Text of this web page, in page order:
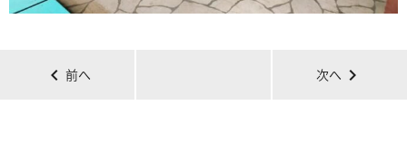
chevron_left 前へ 次へ chevron_right